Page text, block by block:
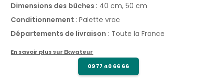
Dimensions des bûches : 40 cm, 50 cm
Conditionnement : Palette vrac
Départements de livraison : Toute la France
En savoir plus sur Ekwateur
09 77 40 66 66